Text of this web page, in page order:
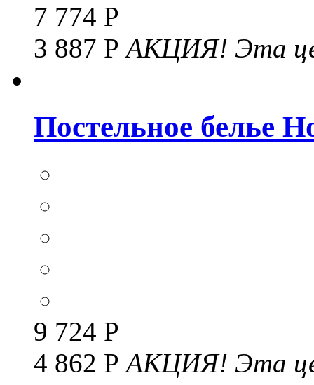
7 774 Р
3 887 РАКЦИЯ! Эта
Постельное белье
9 724 Р
4 862 РАКЦИЯ! Эта